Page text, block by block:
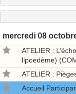
mercredi 08
ATELIER :
lipoedème)
ATELIER :
Accueil